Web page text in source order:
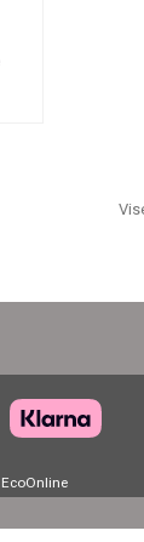
EcoOnline